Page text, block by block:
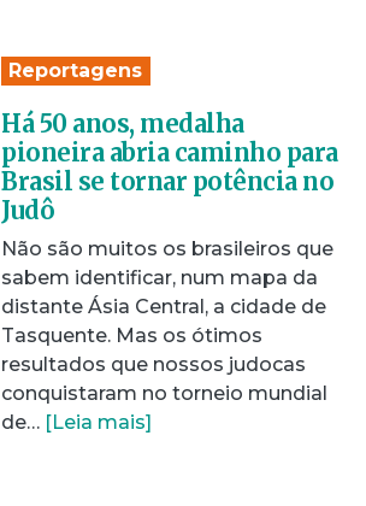
Reportagens
Há 50 anos, medalha
pioneira abria caminho para
Brasil se tornar potência no
Judô
Não são muitos os brasileiros que
sabem identificar, num mapa da
distante Ásia Central, a cidade de
Tasquente. Mas os ótimos
resultados que nossos judocas
conquistaram no torneio mundial
de… [Leia mais]